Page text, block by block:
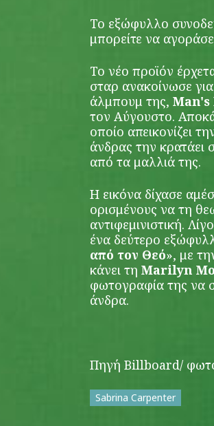
Το εξώφυλλο
μπορείτε να
Το νέο προϊόν
σταρ ανακοίνωσε
άλμπουμ της,
τον Αύγουστο.
οποίο απεικονίζει
άνδρας την κρατάει
από τα μαλλιά της.
Η εικόνα δίχασε
ορισμένους να τη
αντιφεμινιστική.
ένα δεύτερο
από τον Θεό», με
κάνει τη Marilyn
φωτογραφία της να
άνδρα.
Πηγή Billboard/
Sabrina Carpenter